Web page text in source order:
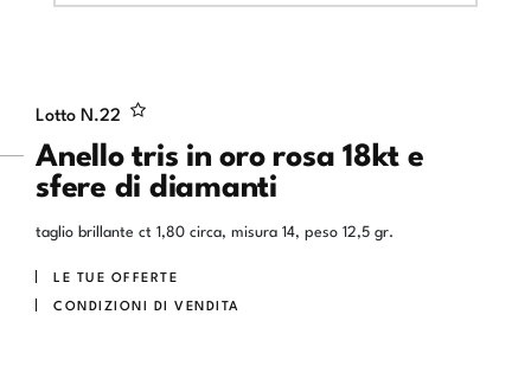
Lotto N.22
Anello tris in oro rosa 18kt e
sfere di diamanti
taglio brillante ct 1,80 circa, misura 14, peso 12,5 gr.
LE TUE OFFERTE
CONDIZIONI DI VENDITA